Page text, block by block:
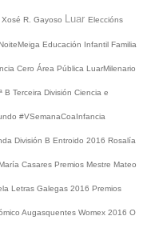
Xosé R. Gayoso Luar Eleccións
Educación Infantil Familia
Cero Área Pública LuarMilenario
B Terceira División Ciencia e
#VSemanaCoaInfancia
División B Entroido 2016 Rosalía
Casares Premios Mestre Mateo
Letras Galegas 2016 Premios
Augasquentes Womex 2016 O